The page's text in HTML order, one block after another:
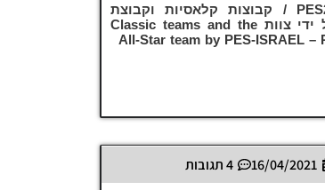
PES21 PS4/PS5 / קבוצות קלאסיות וקבוצת
אולסטאר על ידי צוות Classic teams and the
All-Star team by PES-ISRAEL –
16/04/2021 4 תגובות